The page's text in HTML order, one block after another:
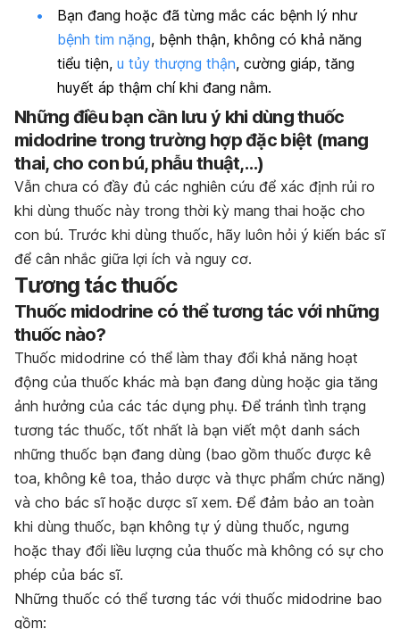
Bạn đang hoặc đã từng mắc các bệnh lý như
bệnh tim nặng, bệnh thận, không có khả năng
tiểu tiện, u tủy thượng thận, cường giáp, tăng
huyết áp thậm chí khi đang nằm.
Những điều bạn cần lưu ý khi dùng thuốc
midodrine trong trường hợp đặc biệt (mang
thai, cho con bú, phẫu thuật,…)
Vẫn chưa có đầy đủ các nghiên cứu để xác định rủi ro
khi dùng thuốc này trong thời kỳ mang thai hoặc cho
con bú. Trước khi dùng thuốc, hãy luôn hỏi ý kiến bác sĩ
để cân nhắc giữa lợi ích và nguy cơ.
Tương tác thuốc
Thuốc midodrine có thể tương tác với những
thuốc nào?
Thuốc midodrine có thể làm thay đổi khả năng hoạt
động của thuốc khác mà bạn đang dùng hoặc gia tăng
ảnh hưởng của các tác dụng phụ. Để tránh tình trạng
tương tác thuốc, tốt nhất là bạn viết một danh sách
những thuốc bạn đang dùng (bao gồm thuốc được kê
toa, không kê toa, thảo dược và thực phẩm chức năng)
và cho bác sĩ hoặc dược sĩ xem. Để đảm bảo an toàn
khi dùng thuốc, bạn không tự ý dùng thuốc, ngưng
hoặc thay đổi liều lượng của thuốc mà không có sự cho
phép của bác sĩ.
Những thuốc có thể tương tác với thuốc midodrine bao
gồm: